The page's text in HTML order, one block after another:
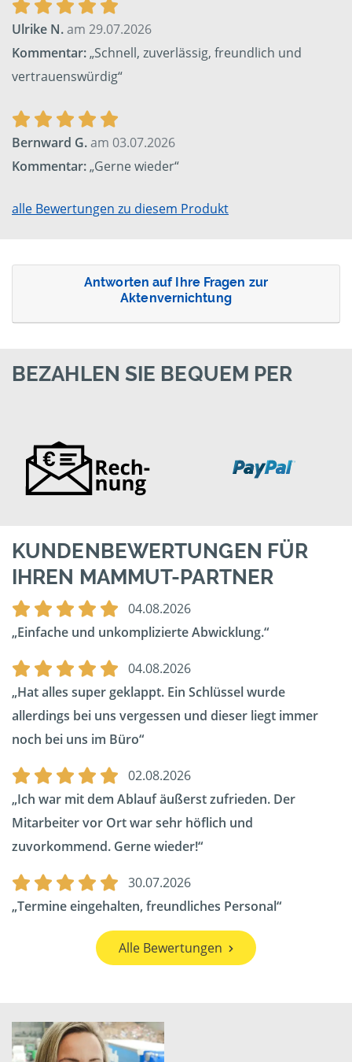
Ulrike N.am 29.07.2026
Kommentar:„Schnell, zuverlässig, freundlich und
vertrauenswürdig“
Bernward G.am 03.07.2026
Kommentar:„Gerne wieder“
alle Bewertungen zu diesem Produkt
Antworten auf Ihre Fragen zur
Aktenvernichtung
BEZAHLEN SIE BEQUEM PER
KUNDENBEWERTUNGEN FÜR
IHREN MAMMUT-PARTNER
04.08.2026
Einfache und unkomplizierte Abwicklung.
04.08.2026
Hat alles super geklappt. Ein Schlüssel wurde
allerdings bei uns vergessen und dieser liegt immer
noch bei uns im Büro
02.08.2026
Ich war mit dem Ablauf äußerst zufrieden. Der
Mitarbeiter vor Ort war sehr höflich und
zuvorkommend. Gerne wieder!
30.07.2026
Termine eingehalten, freundliches Personal
Alle Bewertungen